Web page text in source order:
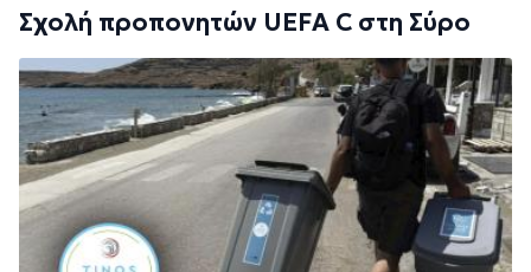
Σχολή προπονητών UEFA C στη Σύρο